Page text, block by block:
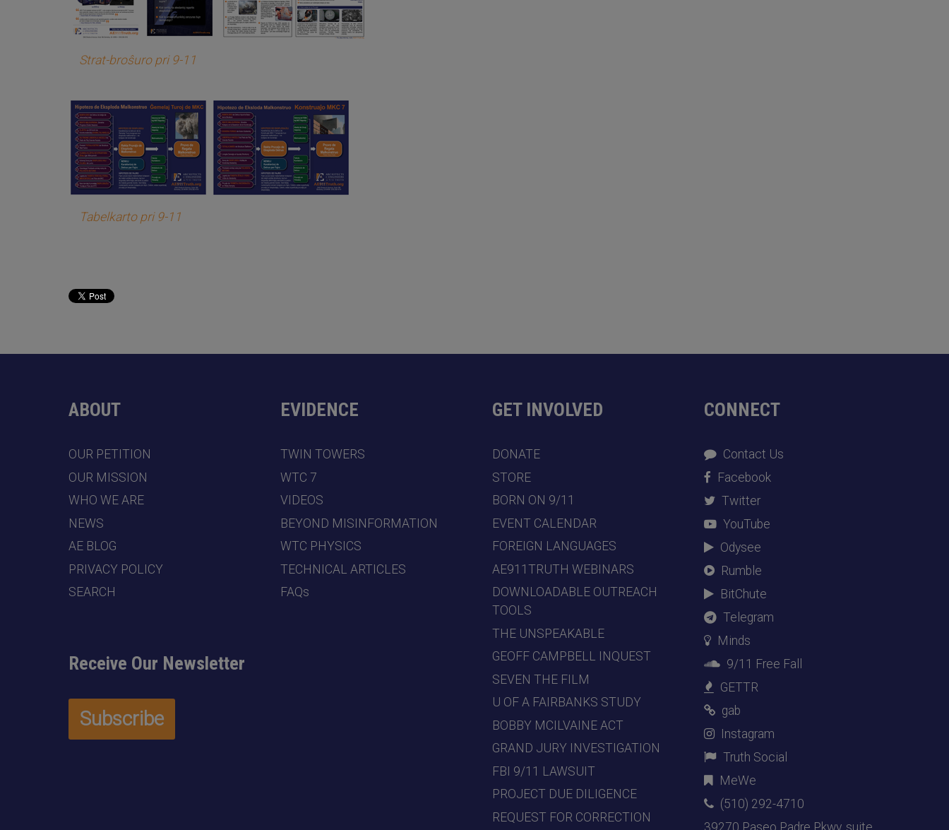
Strat-broŝuro pri 9-11
Tabelkarto pri 9-11
ABOUT
OUR PETITION
OUR MISSION
WHO WE ARE
NEWS
AE BLOG
PRIVACY POLICY
SEARCH
Receive Our Newsletter
EVIDENCE
TWIN TOWERS
WTC 7
VIDEOS
BEYOND MISINFORMATION
WTC PHYSICS
TECHNICAL ARTICLES
FAQs
GET INVOLVED
DONATE
STORE
BORN ON 9/11
EVENT CALENDAR
FOREIGN LANGUAGES
AE911TRUTH WEBINARS
DOWNLOADABLE OUTREACH
TOOLS
THE UNSPEAKABLE
GEOFF CAMPBELL INQUEST
SEVEN THE FILM
U OF A FAIRBANKS STUDY
BOBBY MCILVAINE ACT
GRAND JURY INVESTIGATION
FBI 9/11 LAWSUIT
PROJECT DUE DILIGENCE
REQUEST FOR CORRECTION
CONNECT
Contact Us
Facebook
Twitter
YouTube
Odysee
Rumble
BitChute
Telegram
Minds
9/11 Free Fall
GETTR
gab
Instagram
Truth Social
MeWe
(510) 292-4710
39270 Paseo Padre Pkwy, suite